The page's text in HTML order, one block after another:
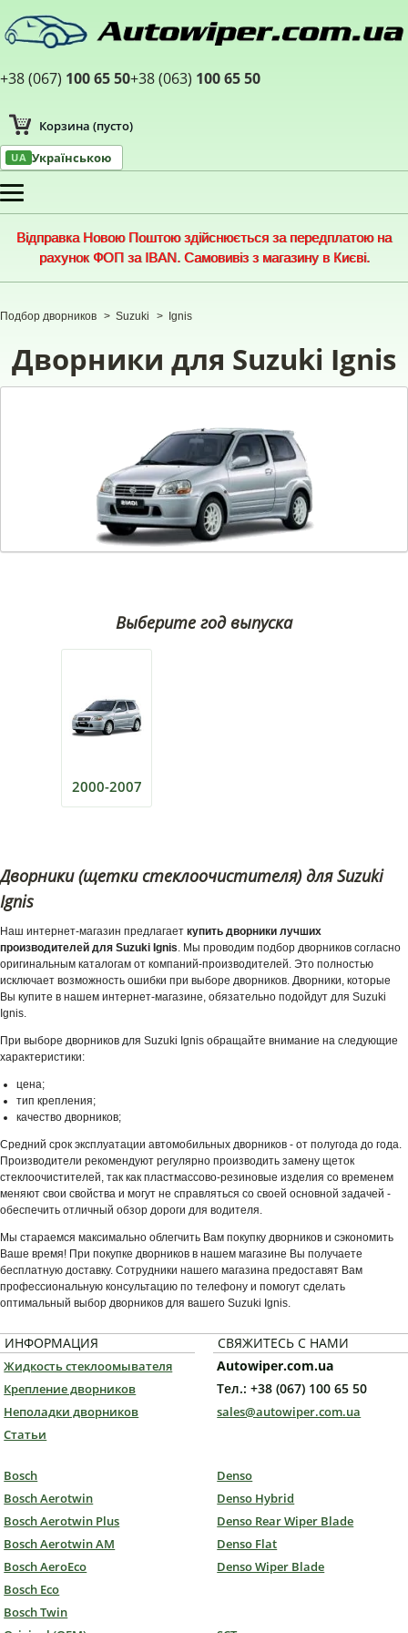
+38 (067) 100 65 50+38 (063) 100 65 50
Корзина (пусто)
UA Українською
Меню
Відправка Новою Поштою здійснюється за передплатою на
рахунок ФОП за IBAN. Самовивіз з магазину в Києві.
Подбор дворников > Suzuki > Ignis
Дворники для Suzuki Ignis
Выберите год выпуска
2000-2007
Дворники (щетки стеклоочистителя) для Suzuki
Ignis
Наш интернет-магазин предлагает купить дворники лучших
производителей для Suzuki Ignis. Мы проводим подбор дворников согласно
оригинальным каталогам от компаний-производителей. Это полностью
исключает возможность ошибки при выборе дворников. Дворники, которые
Вы купите в нашем интернет-магазине, обязательно подойдут для Suzuki
Ignis.
При выборе дворников для Suzuki Ignis обращайте внимание на следующие
характеристики:
цена;
тип крепления;
качество дворников;
Средний срок эксплуатации автомобильных дворников - от полугода до года.
Производители рекомендуют регулярно производить замену щеток
стеклоочистителей, так как пластмассово-резиновые изделия со временем
меняют свои свойства и могут не справляться со своей основной задачей -
обеспечить отличный обзор дороги для водителя.
Мы стараемся максимально облегчить Вам покупку дворников и сэкономить
Ваше время! При покупке дворников в нашем магазине Вы получаете
бесплатную доставку. Сотрудники нашего магазина предоставят Вам
профессиональную консультацию по телефону и помогут сделать
оптимальный выбор дворников для вашего Suzuki Ignis.
ИНФОРМАЦИЯ
Жидкость стеклоомывателя
Крепление дворников
Неполадки дворников
Статьи
СВЯЖИТЕСЬ С НАМИ
Autowiper.com.ua
Тел.: +38 (067) 100 65 50
sales@autowiper.com.ua
Bosch
Bosch Aerotwin
Bosch Aerotwin Plus
Bosch Aerotwin AM
Bosch AeroEco
Bosch Eco
Bosch Twin
Denso
Denso Hybrid
Denso Rear Wiper Blade
Denso Flat
Denso Wiper Blade